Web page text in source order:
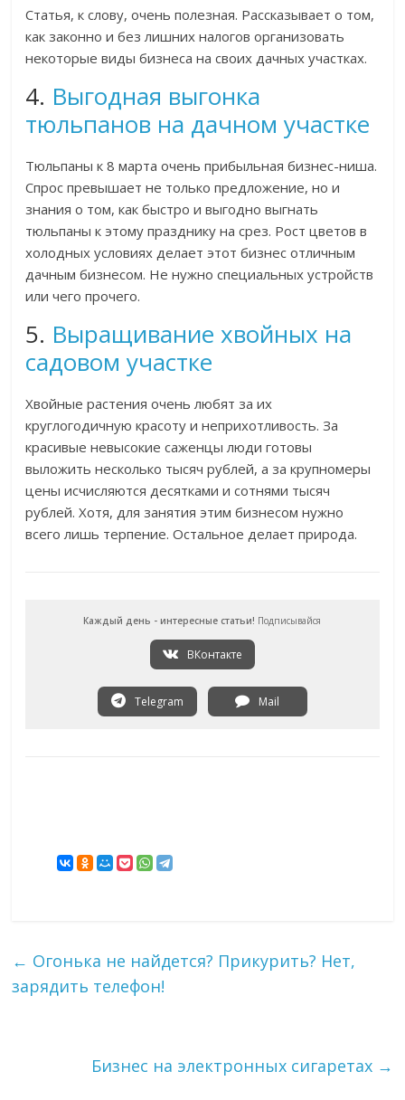
Статья, к слову, очень полезная. Рассказывает о том,
как законно и без лишних налогов организовать
некоторые виды бизнеса на своих дачных участках.
4. Выгодная выгонка
тюльпанов на дачном участке
Тюльпаны к 8 марта очень прибыльная бизнес-ниша.
Спрос превышает не только предложение, но и
знания о том, как быстро и выгодно выгнать
тюльпаны к этому празднику на срез. Рост цветов в
холодных условиях делает этот бизнес отличным
дачным бизнесом. Не нужно специальных устройств
или чего прочего.
5. Выращивание хвойных на
садовом участке
Хвойные растения очень любят за их
круглогодичную красоту и неприхотливость. За
красивые невысокие саженцы люди готовы
выложить несколько тысяч рублей, а за крупномеры
цены исчисляются десятками и сотнями тысяч
рублей. Хотя, для занятия этим бизнесом нужно
всего лишь терпение. Остальное делает природа.
Каждый день - интересные статьи! Подписывайся
ВКонтакте
Telegram Mail
← Огонька не найдется? Прикурить? Нет,
зарядить телефон!
Бизнес на электронных сигаретах →